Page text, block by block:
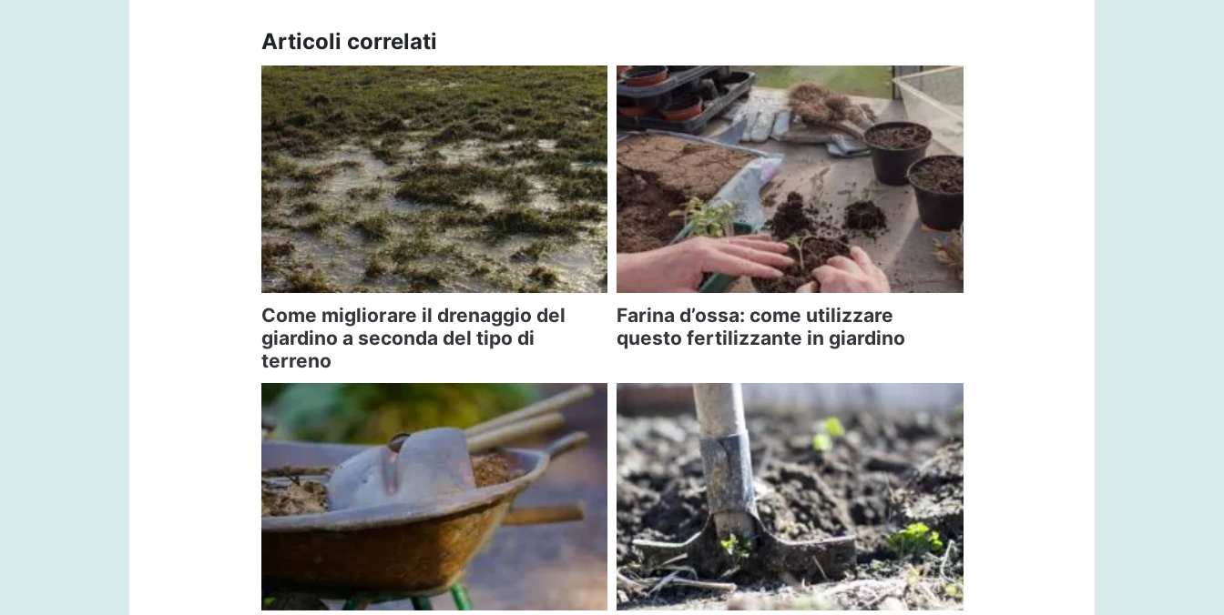
Articoli correlati
Come migliorare il drenaggio del
giardino a seconda del tipo di
terreno
Farina d’ossa: come utilizzare
questo fertilizzante in giardino